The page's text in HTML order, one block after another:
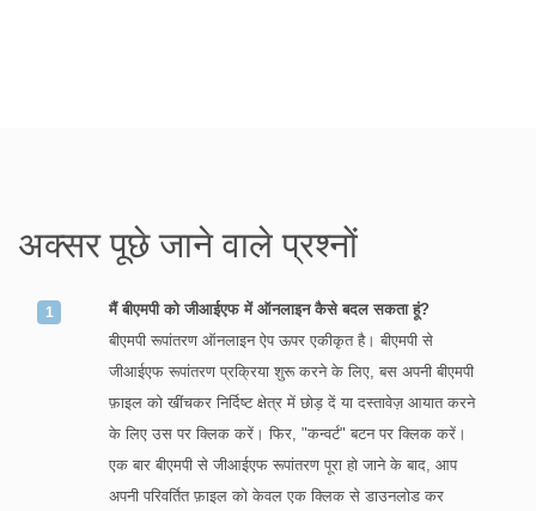
अक्सर पूछे जाने वाले प्रश्नों
मैं बीएमपी को जीआईएफ में ऑनलाइन कैसे बदल सकता हूं?
बीएमपी रूपांतरण ऑनलाइन ऐप ऊपर एकीकृत है। बीएमपी से
जीआईएफ रूपांतरण प्रक्रिया शुरू करने के लिए, बस अपनी बीएमपी
फ़ाइल को खींचकर निर्दिष्ट क्षेत्र में छोड़ दें या दस्तावेज़ आयात करने
के लिए उस पर क्लिक करें। फिर, "कन्वर्ट" बटन पर क्लिक करें।
एक बार बीएमपी से जीआईएफ रूपांतरण पूरा हो जाने के बाद, आप
अपनी परिवर्तित फ़ाइल को केवल एक क्लिक से डाउनलोड कर